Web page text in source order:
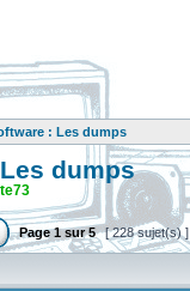
: Les dumps
dumps
Page1sur5 [ 228 sujet(s) ]